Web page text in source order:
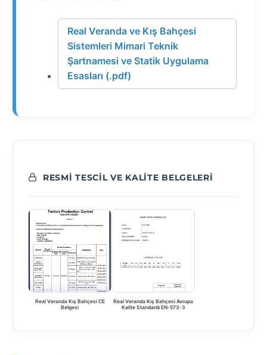
Real Veranda ve Kış Bahçesi
Sistemleri Mimari Teknik
Şartnamesi ve Statik Uygulama
Esasları (.pdf)
RESMI TESCIL VE KALITE BELGELERI
Real Veranda Kış Bahçesi CE
Belgesi
Real Veranda Kış Bahçesi Avrupa
Kalite Standardı EN-573-3